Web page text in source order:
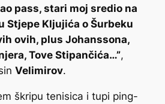
pass, stari moj sredio na
Stjepe Kljujića o Šurbeku
ovih, plus Johanssona,
Tove Stipančića…”,
Velimirov.
škripu tenisica i tupi ping-